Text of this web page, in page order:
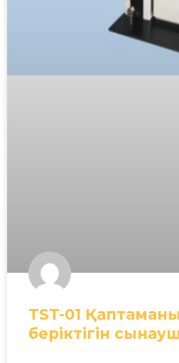
TST-01
беріктігін